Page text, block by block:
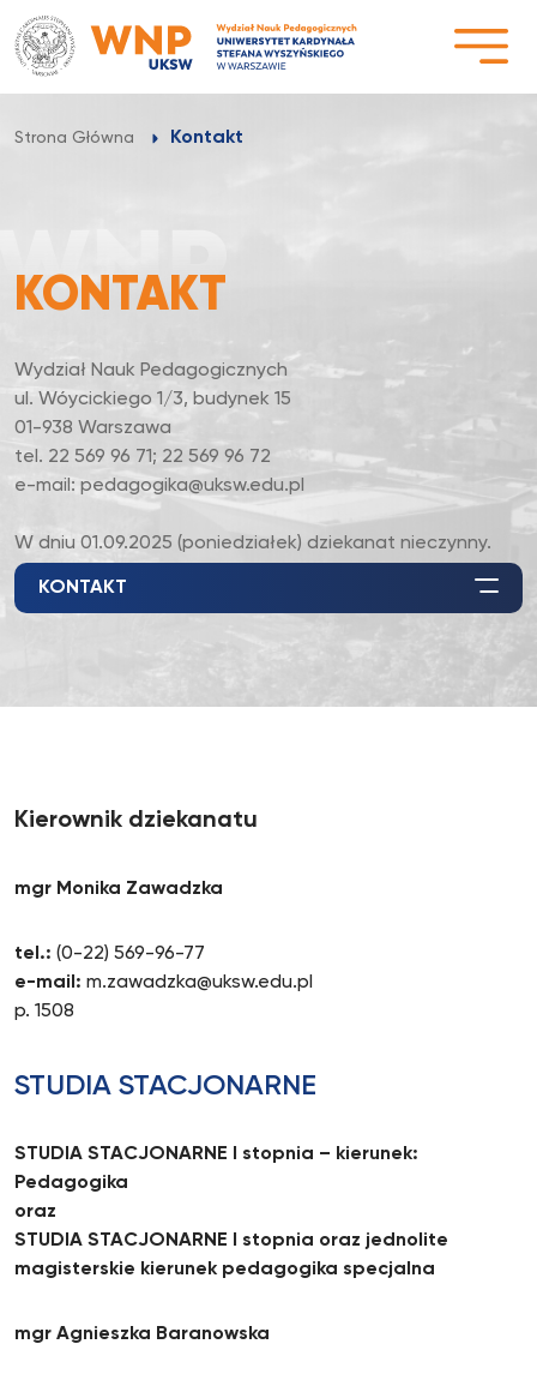
Przejdź
do
treści
Strona Główna Kontakt
KONTAKT
Wydział Nauk Pedagogicznych
ul. Wóycickiego 1/3, budynek 15
01-938 Warszawa
tel. 22 569 96 71; 22 569 96 72
e-mail: pedagogika@uksw.edu.pl
W dniu 01.09.2025 (poniedziałek) dziekanat nieczynny.
KONTAKT
Kierownik dziekanatu
mgr Monika Zawadzka
tel.: (0-22) 569-96-77
e-mail: m.zawadzka@uksw.edu.pl
p. 1508
STUDIA STACJONARNE
STUDIA STACJONARNE I stopnia – kierunek:
Pedagogika
oraz
STUDIA STACJONARNE I stopnia oraz jednolite
magisterskie kierunek pedagogika specjalna
mgr Agnieszka Baranowska